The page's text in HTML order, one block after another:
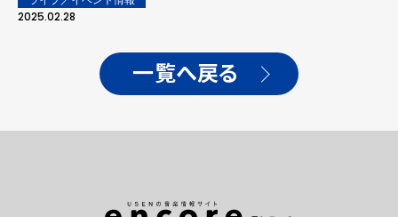
2025.02.28
一覧へ戻る